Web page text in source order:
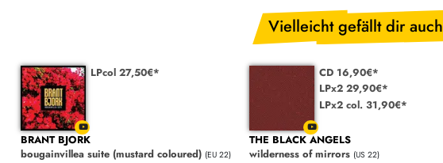
Vielleicht gefällt dir auch
LPcol 27,50€*
BRANT BJORK
bougainvillea suite (mustard coloured) (EU 22)
CD 16,90€*
LPx2 29,90€*
LPx2 col. 31,90€*
THE BLACK ANGELS
wilderness of mirrors (US 22)